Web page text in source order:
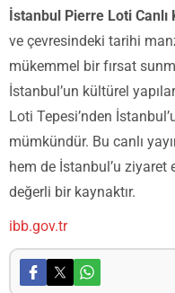
İstanbul Pierre Loti Canlı
ve çevresindeki tarihi
mükemmel bir fırsat
İstanbul’un kültürel
Loti Tepesi’nden
mümkündür. Bu canlı
hem de İstanbul’u
değerli bir kaynaktır.
ibb.gov.tr